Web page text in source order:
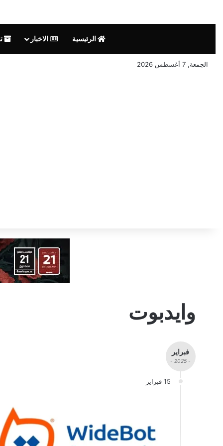
الرئيسية الاخبار
الجمعة, 7 أغسطس 2026
وايدبوت
فبراير
- 2025 -
15 فبراير